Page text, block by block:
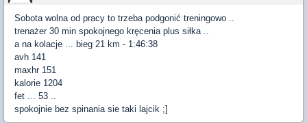
Sobota wolna od pracy to trzeba podgonić treningowo ..
trenażer 30 min spokojnego kręcenia plus siłka ..
a na kolacje ... bieg 21 km - 1:46:38
avh 141
maxhr 151
kalorie 1204
fet ... 53 ..
spokojnie bez spinania sie taki lajcik ;]